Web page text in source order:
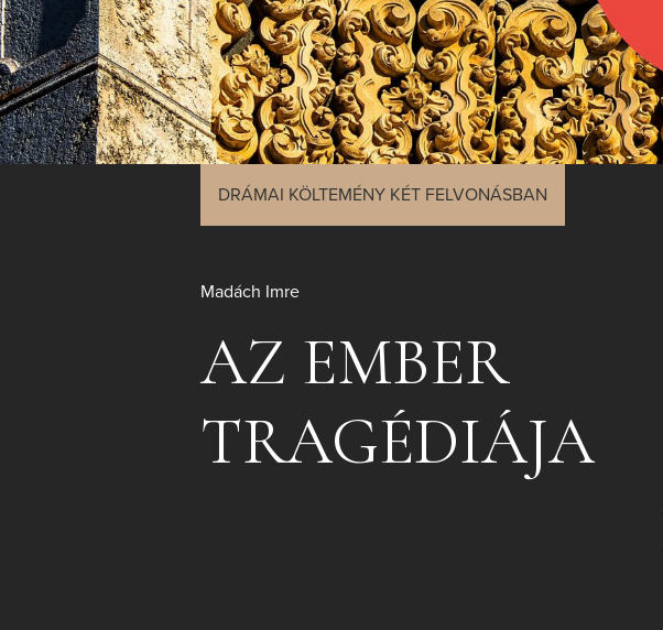
DRÁMAI KÖLTEMÉNY KÉT FELVONÁSBAN
Madách Imre
AZ EMBER
TRAGÉDIÁJA